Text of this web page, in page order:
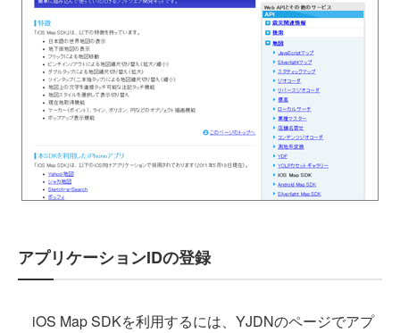
アプリケーションIDの登録
iOS Map SDKを利用するには、YJDNのページでアプ